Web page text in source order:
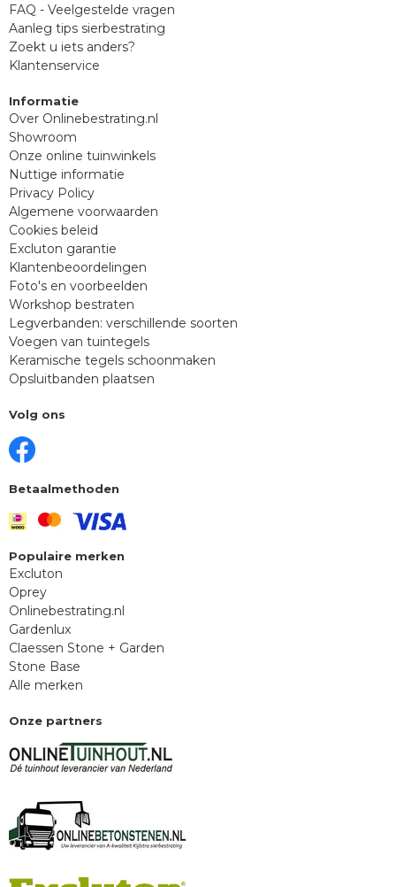
FAQ - Veelgestelde vragen
Aanleg tips sierbestrating
Zoekt u iets anders?
Klantenservice
Informatie
Over Onlinebestrating.nl
Showroom
Onze online tuinwinkels
Nuttige informatie
Privacy Policy
Algemene voorwaarden
Cookies beleid
Excluton garantie
Klantenbeoordelingen
Foto's en voorbeelden
Workshop bestraten
Legverbanden: verschillende soorten
Voegen van tuintegels
Keramische tegels schoonmaken
Opsluitbanden plaatsen
Volg ons
Betaalmethoden
Populaire merken
Excluton
Oprey
Onlinebestrating.nl
Gardenlux
Claessen Stone + Garden
Stone Base
Alle merken
Onze partners